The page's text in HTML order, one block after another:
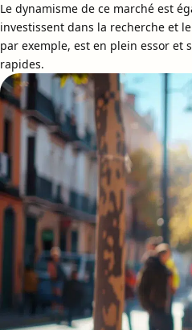
Le dynamisme de ce marché est
investissent dans la recherche et
par exemple, est en plein essor et
rapides.